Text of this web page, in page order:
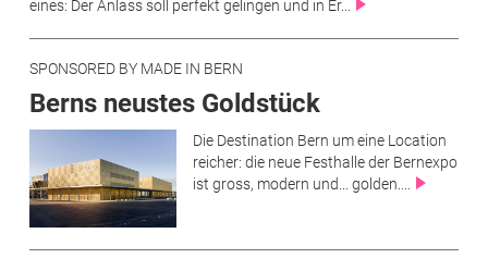
eines: Der Anlass soll perfekt gelingen und in Er...
SPONSORED BY MADE IN BERN
Berns neustes Goldstück
Die Destination Bern um eine Location
reicher: die neue Festhalle der Bernexpo
ist gross, modern und... golden....